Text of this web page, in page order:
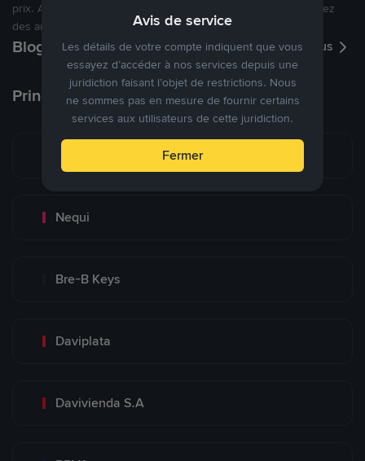
prix. Achetez ou vendez à partir des offres existantes, ou créez
des annonces commerciales pour fixer vos propres prix.
Blog P2P Voir plus
Principaux modes de paiement
Nequi
Bre-B Keys
Daviplata
Davivienda S.A
Avis de service
Les détails de votre compte indiquent que vous
essayez d’accéder à nos services depuis une
juridiction faisant l’objet de restrictions. Nous
ne sommes pas en mesure de fournir certains
services aux utilisateurs de cette juridiction.
Fermer